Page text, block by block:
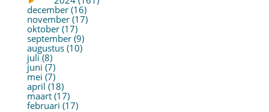
december (16)
november (17)
oktober (17)
september (9)
augustus (10)
juli (8)
juni (7)
mei (7)
april (18)
maart (17)
februari (17)